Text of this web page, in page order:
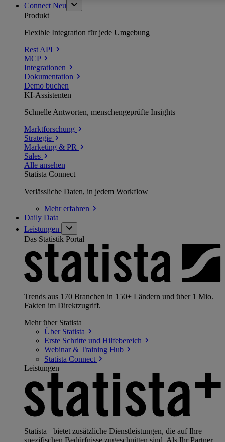
Connect Neu
Produkt
Flexible Integration für jede Umgebung
Rest API
MCP
Integrationen
Dokumentation
Demo buchen
KI-Assistenten
Schnelle Antworten, menschengeprüfte Insights
Marktforschung
Strategie
Marketing & PR
Sales
Alle ansehen
Statista Connect
Verlässliche Daten, in jedem Workflow
Mehrerfahren
Daily Data
Leistungen
Das Statistik Portal
Trends aus 170 Branchen in 150+ Ländern und über 1 Mio.
Fakten im Direktzugriff.
Mehr über Statista
Über Statista
Erste Schritte und Hilfebereich
Webinar & Training Hub
Statista Connect
Leistungen
Statista+ bietet zusätzliche Dienstleistungen, die auf Ihre
spezifischen Bedürfnisse zugeschnitten sind. Als Ihr Partner